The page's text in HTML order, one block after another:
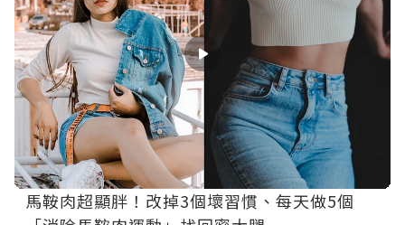
馬鞍肉超顯胖！改掉3個壞習慣、每天做5個